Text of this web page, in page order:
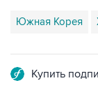
Южная Корея
Купить